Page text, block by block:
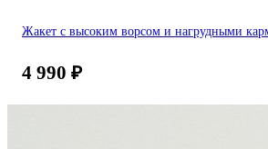
Жакет с высоким ворсом и нагрудными
4 990 ₽